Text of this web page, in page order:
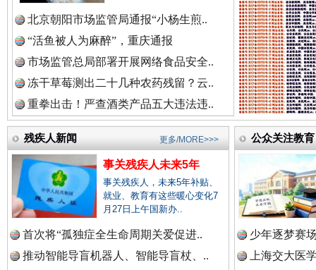
中国参政网.中
红船起航处 潮起向未来 广州首
三年瞒报超千万 隐匿收入偷税被查处..
北京朝阳市场监管局通报“小杨生煎..
“活鱼被人为麻醉”，重庆通报
市场监管总局部署开展网络食品安全..
冻干草莓测出二十几种农药残留？云..
重拳出击！严查酒类产品五大违法违..
残疾人新闻
事关残疾人未来5年
事关残疾人，未来5年补贴、
就业、教育有这些暖心变化7
月27日上午国新办..
首次将“孤独症全生命周期关爱促进..
推动智能导盲机器人、智能导盲杖、..
更多/MORE>>> 公众关注教育
少年逐梦赛
上海交大医